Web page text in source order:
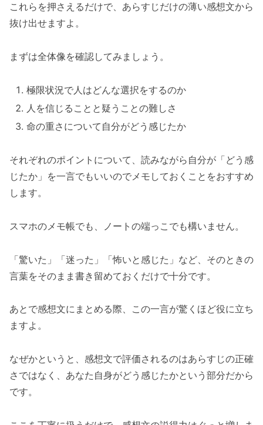
これらを押さえるだけで、あらすじだけの薄い感想文から
抜け出せますよ。
まずは全体像を確認してみましょう。
極限状況で人はどんな選択をするのか
人を信じることと疑うことの難しさ
命の重さについて自分がどう感じたか
それぞれのポイントについて、読みながら自分が「どう感
じたか」を一言でもいいのでメモしておくことをおすすめ
します。
スマホのメモ帳でも、ノートの端っこでも構いません。
「驚いた」「迷った」「怖いと感じた」など、そのときの
言葉をそのまま書き留めておくだけで十分です。
あとで感想文にまとめる際、この一言が驚くほど役に立ち
ますよ。
なぜかというと、感想文で評価されるのはあらすじの正確
さではなく、あなた自身がどう感じたかという部分だから
です。